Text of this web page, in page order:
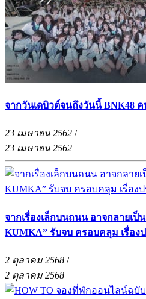
จากวันเดบิวต์จนถึงวันนี้ BNK48
23 เมษายน 2562 /
23 เมษายน 2562
จากเรื่องเล็กบนถนน อาจกลายเ
KUMKA” รับจบ ครอบคลุม เรื่อง
2 ตุลาคม 2568 /
2 ตุลาคม 2568